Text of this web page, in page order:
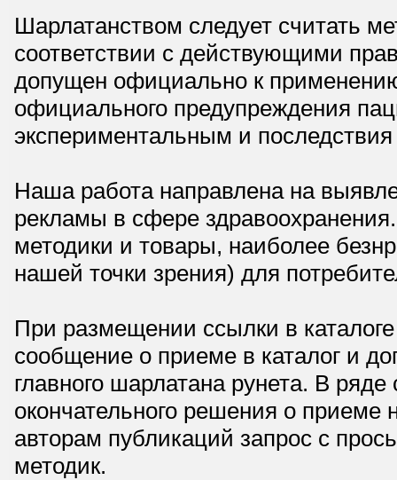
Шарлатанством следует считать
соответствии с действующими
допущен официально к
официального предупреждения
экспериментальным и
Наша работа направлена на
рекламы в сфере
методики и товары, наиболее
нашей точки зрения) для
При размещении ссылки в
сообщение о приеме в каталог и
главного шарлатана рунета. В
окончательного решения о приеме
авторам публикаций запрос с
методик.